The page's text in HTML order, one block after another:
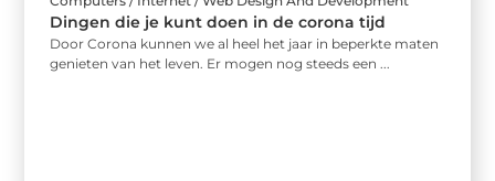
Dingen die je kunt doen in de corona tijd
Door Corona kunnen we al heel het jaar in beperkte maten
genieten van het leven. Er mogen nog steeds een ...